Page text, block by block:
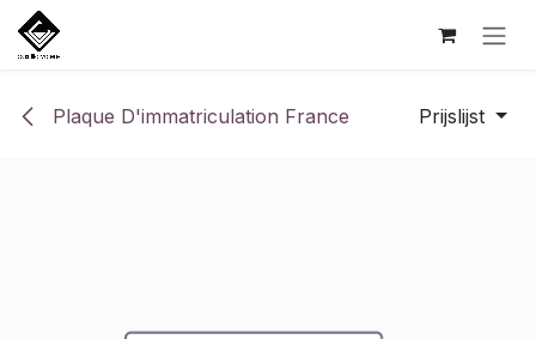
Overslaan naar inhoud
Plaque D'immatriculation France Prijslijst